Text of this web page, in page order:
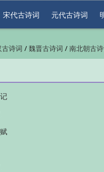
宋代古诗词 元代古诗词
古诗词 / 魏晋古诗词 / 南北朝古诗
古诗词/近现代古诗词/古诗名句